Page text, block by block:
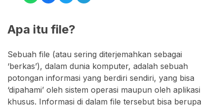
Apa itu file?
Sebuah file (atau sering diterjemahkan sebagai
‘berkas’), dalam dunia komputer, adalah sebuah
potongan informasi yang berdiri sendiri, yang bisa
‘dipahami’ oleh sistem operasi maupun oleh aplikasi
khusus. Informasi di dalam file tersebut bisa berupa